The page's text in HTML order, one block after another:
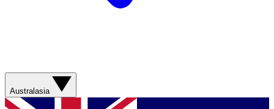
Australasia